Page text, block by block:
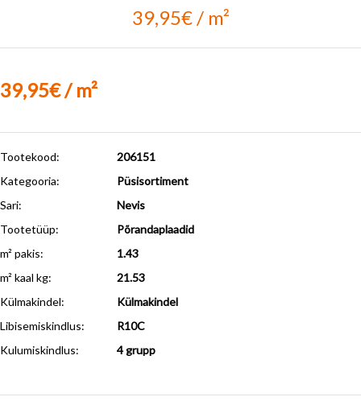
39,95€ / m²
39,95€ / m²
Tootekood:
206151
Kategooria:
Püsisortiment
Sari:
Nevis
Tootetüüp:
Põrandaplaadid
m² pakis:
1.43
m² kaal kg:
21.53
Külmakindel:
Külmakindel
Libisemiskindlus:
R10C
Kulumiskindlus: 4 grupp